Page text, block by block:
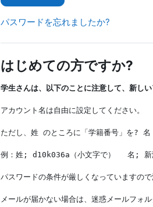
パスワードを忘れましたか?
はじめての方ですか?
学生さんは、以下のことに注意して、新し
アカウント名は自由に設定してください。
ただし、姓 のところに「学籍番号」を? 名
例：姓; d10k036a（小文字で） 　名; 新
パスワードの条件が厳しくなっていますので
メールが届かない場合は、迷惑メールフォ